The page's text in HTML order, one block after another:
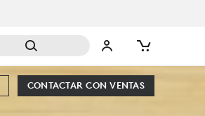
CONTACTAR CON VENTAS